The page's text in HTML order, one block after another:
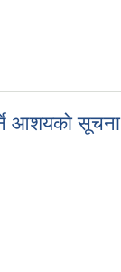
आशयको सूचना